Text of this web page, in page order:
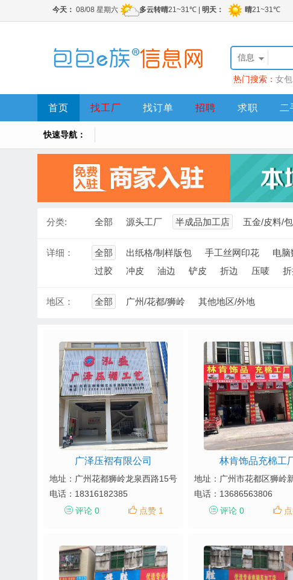
信息
热门搜索： 女包
首页 找工厂 找订单 招聘 求职 二
快速导航：
分类: 全部 源头工厂 半成品加工店 五金/皮料/
详细： 全部 出纸格/制样版包 手工丝网印花 电脑
过胶
冲皮 油边 铲皮 折边 压唛
地区： 全部 广州/花都/狮岭 其他地区/外地
广泽压褶有限公司
地址：广州花都狮岭龙泉西路15号
电话： 18316182385
评论 0
点赞 1
林肯饰品充棉工
电话： 13686563806
评论 0